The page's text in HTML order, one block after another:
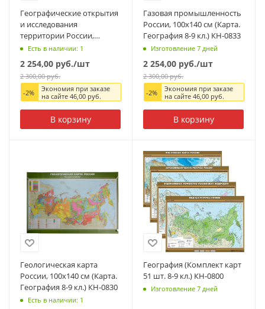
Географические открытия
и исследования
территории России,
100х140 см (Карта.
География 8-9 кл.)
Есть в наличии: 1
2 254,00 руб./шт
2 300,00руб.
-2%
Экономия при заказе
на сайте 46,00руб.
В корзину
Газовая промышленность
России, 100x140 см (Карта.
География 8-9 кл.) КН-0833
Изготовление 7 дней
2 254,00 руб./шт
2 300,00руб.
-2%
Экономия при заказе
на сайте 46,00руб.
В корзину
Геологическая карта
России, 100x140 см (Карта.
География 8-9 кл.) КН-0830
Есть в наличии: 1
География (Комплект карт
51 шт. 8-9 кл.) КН-0800
Изготовление 7 дней